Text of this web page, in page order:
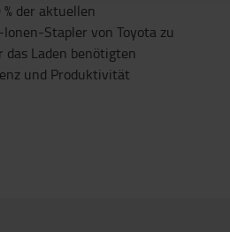
der aktuellen
Stapler von Toyota zu
das Laden benötigten
und Produktivität